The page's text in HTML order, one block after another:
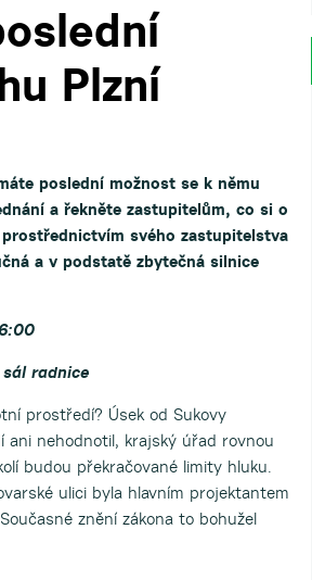
Plzní
poslední možnost se k němu
a řekněte zastupitelům, co si o
svého zastupitelstva
a v podstatě zbytečná silnice
sál radnice
prostředí? Úsek od Sukovy
ani nehodnotil, krajský úřad rovnou
budou překračované limity hluku.
ulici byla hlavním projektantem
znění zákona to bohužel